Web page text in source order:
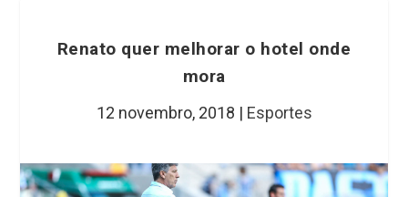
Renato quer melhorar o hotel onde
mora
12 novembro, 2018 | Esportes